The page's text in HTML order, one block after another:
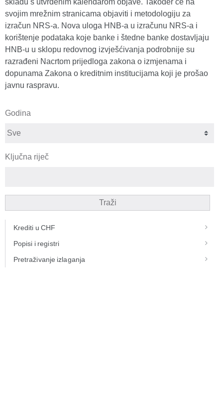
skladu s utvrđenim kalendarom objave. Također će na
svojim mrežnim stranicama objaviti i metodologiju za
izračun NRS-a. Nova uloga HNB-a u izračunu NRS-a i
korištenje podataka koje banke i štedne banke dostavljaju
HNB-u u sklopu redovnog izvješćivanja podrobnije su
razrađeni Nacrtom prijedloga zakona o izmjenama i
dopunama Zakona o kreditnim institucijama koji je prošao
javnu raspravu.
Godina
Ključna riječ
Traži
Krediti u CHF
Popisi i registri
Pretraživanje izlaganja